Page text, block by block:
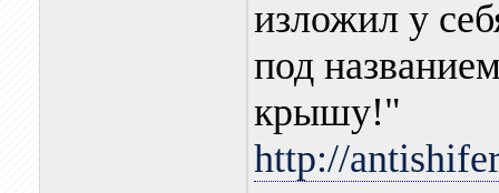
изложил у
под
крышу!"
http://